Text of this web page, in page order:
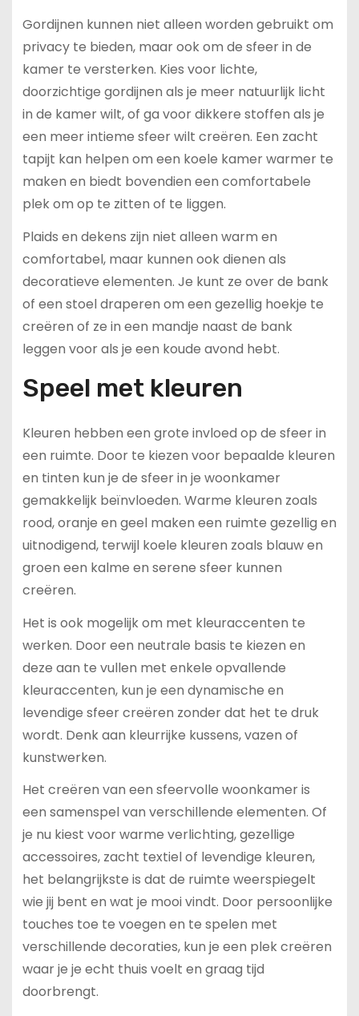
Gordijnen kunnen niet alleen worden gebruikt om
privacy te bieden, maar ook om de sfeer in de
kamer te versterken. Kies voor lichte,
doorzichtige gordijnen als je meer natuurlijk licht
in de kamer wilt, of ga voor dikkere stoffen als je
een meer intieme sfeer wilt creëren. Een zacht
tapijt kan helpen om een koele kamer warmer te
maken en biedt bovendien een comfortabele
plek om op te zitten of te liggen.
Plaids en dekens zijn niet alleen warm en
comfortabel, maar kunnen ook dienen als
decoratieve elementen. Je kunt ze over de bank
of een stoel draperen om een gezellig hoekje te
creëren of ze in een mandje naast de bank
leggen voor als je een koude avond hebt.
Speel met kleuren
Kleuren hebben een grote invloed op de sfeer in
een ruimte. Door te kiezen voor bepaalde kleuren
en tinten kun je de sfeer in je woonkamer
gemakkelijk beïnvloeden. Warme kleuren zoals
rood, oranje en geel maken een ruimte gezellig en
uitnodigend, terwijl koele kleuren zoals blauw en
groen een kalme en serene sfeer kunnen
creëren.
Het is ook mogelijk om met kleuraccenten te
werken. Door een neutrale basis te kiezen en
deze aan te vullen met enkele opvallende
kleuraccenten, kun je een dynamische en
levendige sfeer creëren zonder dat het te druk
wordt. Denk aan kleurrijke kussens, vazen of
kunstwerken.
Het creëren van een sfeervolle woonkamer is
een samenspel van verschillende elementen. Of
je nu kiest voor warme verlichting, gezellige
accessoires, zacht textiel of levendige kleuren,
het belangrijkste is dat de ruimte weerspiegelt
wie jij bent en wat je mooi vindt. Door persoonlijke
touches toe te voegen en te spelen met
verschillende decoraties, kun je een plek creëren
waar je je echt thuis voelt en graag tijd
doorbrengt.